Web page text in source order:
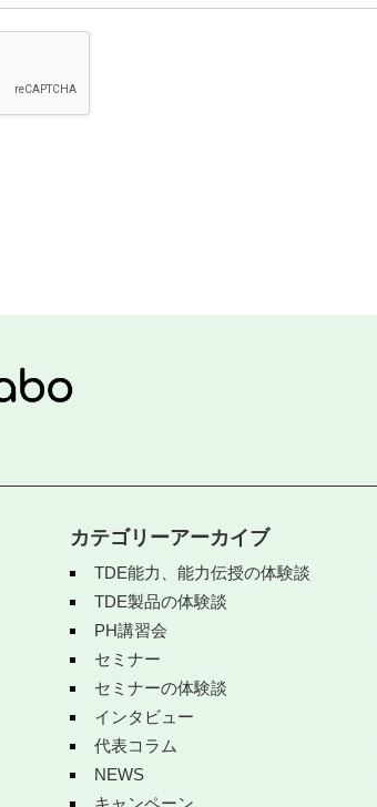
カテゴリーアーカイブ
TDE能力、能力伝授の体験談
TDE製品の体験談
PH講習会
セミナー
セミナーの体験談
インタビュー
代表コラム
NEWS
キャンペーン